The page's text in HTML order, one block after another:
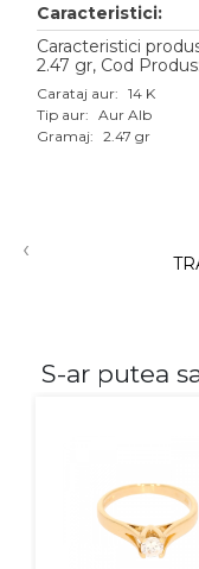
Aur alb
Aur roz
Aur mixt
18K
Caracteristici:
Caracteristici
2.47 gr, Cod
Carataj aur: 14 K
Tip aur: Aur Alb
Gramaj: 2.47 gr
‹
S-ar putea